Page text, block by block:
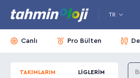
TR
Canlı Pro Bülten
TAKIMLARIM LİGLERİM